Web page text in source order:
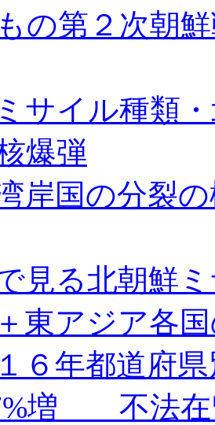
の第２次朝
サイル種類
爆弾
岸国の分裂
見る北朝鮮
東アジア各
６年都道府
増 不法在